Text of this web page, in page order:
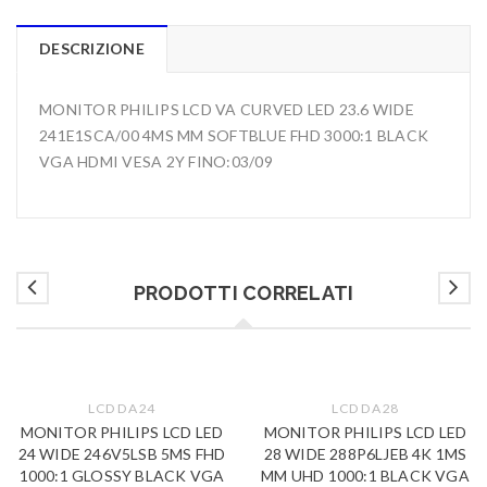
DESCRIZIONE
MONITOR PHILIPS LCD VA CURVED LED 23.6 WIDE
241E1SCA/00 4MS MM SOFTBLUE FHD 3000:1 BLACK
VGA HDMI VESA 2Y FINO:03/09
PRODOTTI CORRELATI
LCD DA 24
MONITOR PHILIPS LCD LED
24 WIDE 246V5LSB 5MS FHD
1000:1 GLOSSY BLACK VGA
LCD DA 28
MONITOR PHILIPS LCD LED
28 WIDE 288P6LJEB 4K 1MS
MM UHD 1000:1 BLACK VGA